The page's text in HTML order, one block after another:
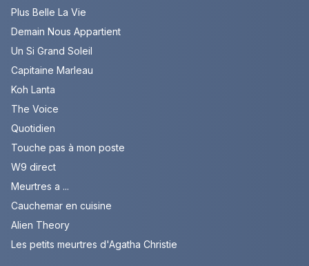
Plus Belle La Vie
Demain Nous Appartient
Un Si Grand Soleil
Capitaine Marleau
Koh Lanta
The Voice
Quotidien
Touche pas à mon poste
W9 direct
Meurtres a ...
Cauchemar en cuisine
Alien Theory
Les petits meurtres d'Agatha Christie